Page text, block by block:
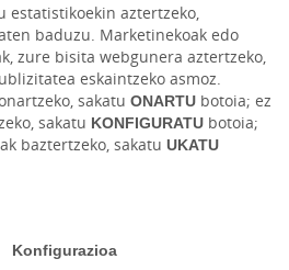
estatistikoekin aztertzeko,
baduzu. Marketinekoak edo
zure bisita webgunera aztertzeko,
eskaintzeko asmoz.
sakatu ONARTU botoia; ez
sakatu KONFIGURATU botoia;
baztertzeko, sakatu UKATU
Konfigurazioa